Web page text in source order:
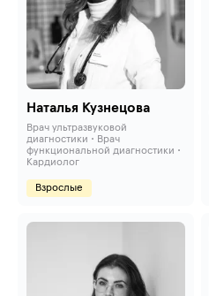
Наталья Кузнецова
Врач ультразвуковой
диагностики • Врач
функциональной диагностики •
Кардиолог
Взрослые